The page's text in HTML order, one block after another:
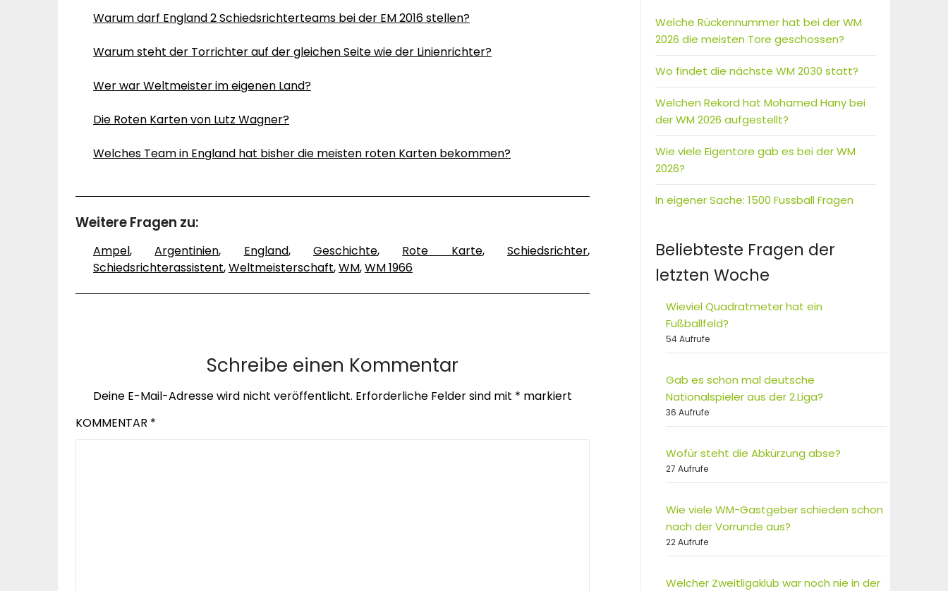
Warum darf England 2 Schiedsrichterteams bei der EM 2016 stellen?
Warum steht der Torrichter auf der gleichen Seite wie der Linienrichter?
Wer war Weltmeister im eigenen Land?
Die Roten Karten von Lutz Wagner?
Welches Team in England hat bisher die meisten roten Karten bekommen?
Weitere Fragen zu:
Ampel,Argentinien, England, Geschichte, Rote Karte, Schiedsrichter,
Schiedsrichterassistent,Weltmeisterschaft,WM,WM 1966
Schreibe einen Kommentar
Deine E-Mail-Adresse wird nicht veröffentlicht. Erforderliche Felder sind mit * markiert
KOMMENTAR *
Welche Rückennummer hat bei der WM
2026 die meisten Tore geschossen?
Wo findet die nächste WM 2030 statt?
Welchen Rekord hat Mohamed Hany bei
der WM 2026 aufgestellt?
Wie viele Eigentore gab es bei der WM
2026?
In eigener Sache: 1500 Fussball Fragen
Beliebteste Fragen der
letzten Woche
Wieviel Quadratmeter hat ein
Fußballfeld?
54 Aufrufe
Gab es schon mal deutsche
Nationalspieler aus der 2.Liga?
36 Aufrufe
Wofür steht die Abkürzung abse?
27 Aufrufe
Wie viele WM-Gastgeber schieden schon
nach der Vorrunde aus?
22 Aufrufe
Welcher Zweitligaklub war noch nie in der